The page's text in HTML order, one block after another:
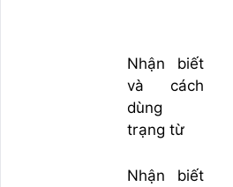
Nhận biết
và cách
dùng
trạng từ
Nhận biết